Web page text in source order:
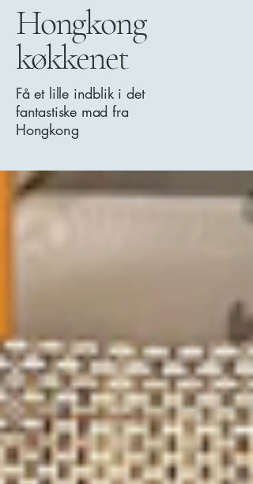
Hongkong
køkkenet
Få et lille indblik i det
fantastiske mad fra
Hongkong